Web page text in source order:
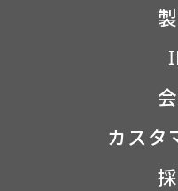
カスタ